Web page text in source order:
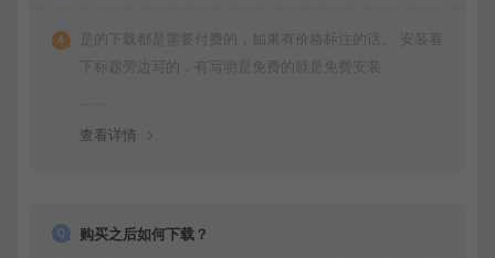
是的下载都是需要付费的，如果有价格标注的话。 安装看
下标题旁边写的，有写明是免费的就是免费安装
查看详情
购买之后如何下载？